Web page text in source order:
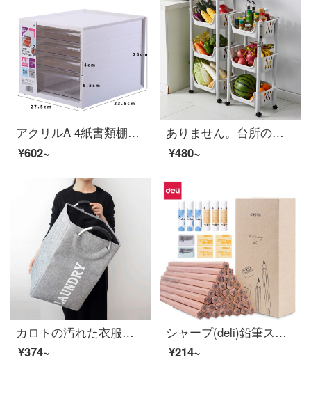
アクリルA 4紙書類棚のデスクトップ収納ボックス引き出し式収納棚オフィスデスク収納ボックス収納ボックス収納ケースケース収納収納棚棚デスク収納ホワイト【書類棚】
¥602~
ありません。台所の置物棚と野菜バスケットの収納用品です。プラスチックの重層が移動して地面に落ちます。
¥480~
カロトの汚れた衣服籠の衣類収納籠家庭用の汚衣籠の汚い服収納籠のおもちゃ収納整理布袋の衣類収納籠の合金製の取っ手【灰色】
¥374~
シャープ(deli)鉛筆スケッチ学生原木鉛筆HB/2 Bオフィス学生用文具【鉛筆スーパー値セット】36本のペン+消しゴム+鉛筆入れ
¥214~